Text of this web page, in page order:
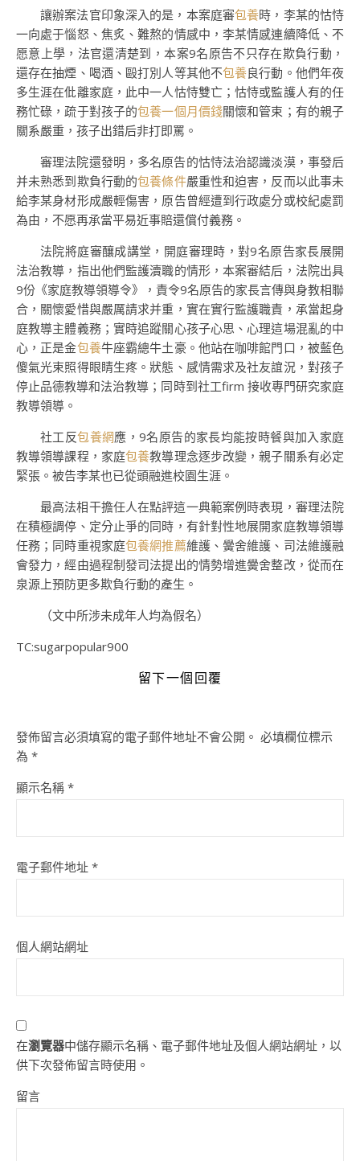
讓辦案法官印象深入的是，本案庭審包養時，李某的怙恃
一向處于惱怒、焦炙、難熬的情感中，李某情感連續降低、不
愿意上學，法官還清楚到，本案9名原告不只存在欺負行動，
還存在抽煙、喝酒、毆打別人等其他不包養良行動。他們年夜
多生涯在仳離家庭，此中一人怙恃雙亡；怙恃或監護人有的任
務忙碌，疏于對孩子的包養一個月價錢關懷和管束；有的親子
關系嚴重，孩子出錯后非打即罵。
審理法院還發明，多名原告的怙恃法治認識淡漠，事發后
并未熟悉到欺負行動的包養條件嚴重性和迫害，反而以此事未
給李某身材形成嚴輕傷害，原告曾經遭到行政處分或校紀處罰
為由，不愿再承當平易近事賠還償付義務。
法院將庭審釀成講堂，開庭審理時，對9名原告家長展開
法治教導，指出他們監護瀆職的情形，本案審結后，法院出具
9份《家庭教導領導令》，責令9名原告的家長言傳與身教相聯
合，關懷愛惜與嚴厲請求并重，實在實行監護職責，承當起身
庭教導主體義務；實時追蹤關心孩子心思、心理這場混亂的中
心，正是金包養牛座霸總牛土豪。他站在咖啡館門口，被藍色
傻氣光束照得眼睛生疼。狀態、感情需求及社友誼況，對孩子
停止品德教導和法治教導；同時到社工firm 接收專門研究家庭
教導領導。
社工反包養網應，9名原告的家長均能按時餐與加入家庭
教導領導課程，家庭包養教導理念逐步改變，親子關系有必定
緊張。被告李某也已從頭融進校園生涯。
最高法相干擔任人在點評這一典範案例時表現，審理法院
在積極調停、定分止爭的同時，有針對性地展開家庭教導領導
任務；同時重視家庭包養網推薦維護、黌舍維護、司法維護融
會發力，經由過程制發司法提出的情勢增進黌舍整改，從而在
泉源上預防更多欺負行動的產生。
（文中所涉未成年人均為假名）
TC:sugarpopular900
留下一個回覆
發佈留言必須填寫的電子郵件地址不會公開。 必填欄位標示
為 *
顯示名稱 *
電子郵件地址 *
個人網站網址
在瀏覽器中儲存顯示名稱、電子郵件地址及個人網站網址，以
供下次發佈留言時使用。
留言